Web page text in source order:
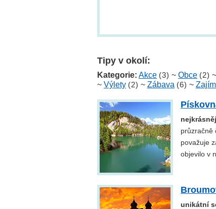
Tipy v okolí:
Kategorie: Akce (3) ~ Obce (2) ~
~ Výlety (2) ~ Zábava (6) ~
průzračně
považuje
objevilo v
unikátní